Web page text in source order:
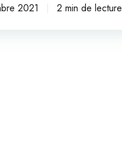
2021 2 min de lecture